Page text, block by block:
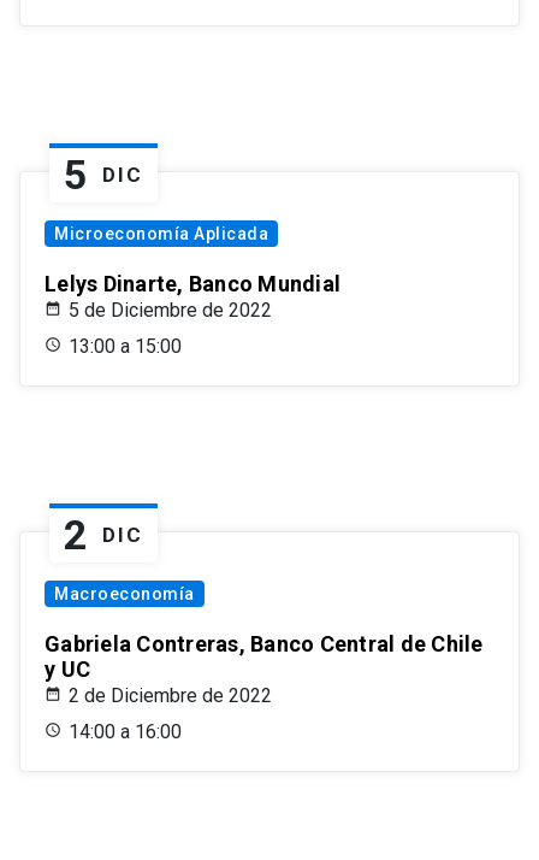
5 DIC
Microeconomía Aplicada
Lelys Dinarte, Banco Mundial
5 de Diciembre de 2022
13:00 a 15:00
2 DIC
Macroeconomía
Gabriela Contreras, Banco Central de Chile
y UC
2 de Diciembre de 2022
14:00 a 16:00